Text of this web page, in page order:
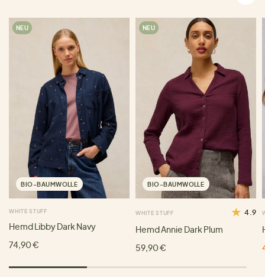
NEU
BIO-BAUMWOLLE
WHITE STUFF
Hemd Libby Dark Navy
74,90 €
NEU
BIO-BAUMWOLLE
WHITE STUFF 4.9
Hemd Annie Dark Plum
59,90 €